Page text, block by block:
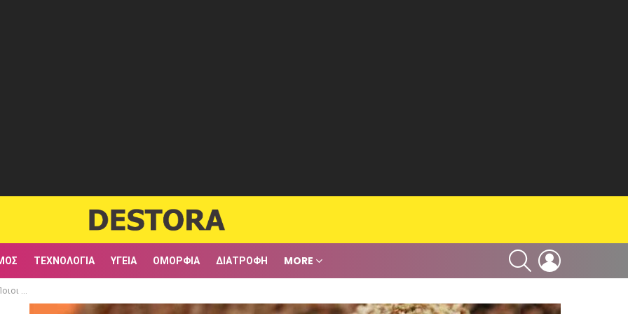
ΤΕΧΝΟΛΟΓΊΑ ΥΓΕΊΑ ΟΜΟΡΦΙΆ ΔΙΑΤΡΟΦΉ MORE
SEARCH